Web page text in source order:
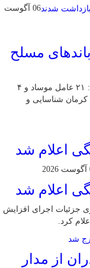
06 آگوست
و ۴ عضو باند‌های مسلح
محمودآباد آنلاین : وزارت اطلاعات اعلام کرد: ۲۱ عامل موساد و ۴
شناسایی و
اعلام شد
اعلام شد
جزئیات اجرای افزایش
کرد.
از مدار